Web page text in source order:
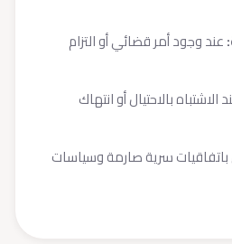
عند وجود أمر قضائي أو التزام
الاشتباه بالاحتيال أو انتهاك
سرية صارمة وسياسات